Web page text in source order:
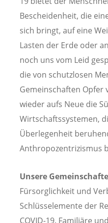
Bescheidenheit, die
sich bringt, auf eine
Lasten der Erde oder
noch uns vom Leid
die von schutzlosen
Gemeinschaften Opfer
wieder aufs Neue die
Wirtschaftssystemen,
Überlegenheit
Anthropozentrizismus
Unsere
Fürsorglichkeit und
Schlüsselemente der
COVID-19. Familiäre